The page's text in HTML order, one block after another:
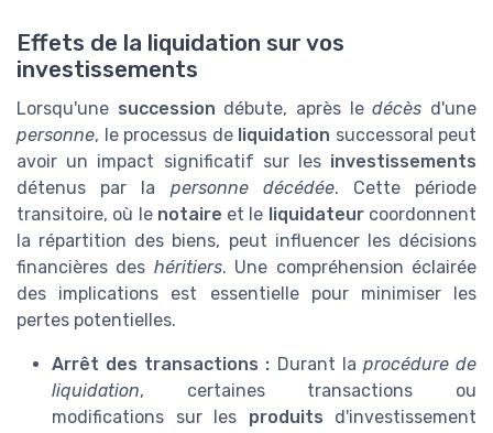
Effets de la liquidation sur vos
investissements
Lorsqu'une succession débute, après ledécès d'une
personne, le processus de liquidation successoral peut
avoir un impact significatif sur les investissements
détenus par la personne décédée. Cette période
transitoire, où le notaire et le liquidateurcoordonnent
la répartition des biens, peut influencer les décisions
financières des héritiers. Une compréhension éclairée
des implications est essentielle pour minimiser les
pertes potentielles.
Arrêt des transactions : Durant la procédure de
liquidation, certaines transactions ou
modifications sur les produits d'investissement